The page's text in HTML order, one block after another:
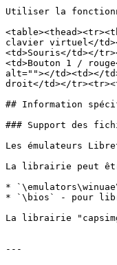
Utiliser la
clavier virtuel</
<td>Souris</td></
<td>Bouton 1 /
alt=""></td><td></
droit</td></
## Information
### Support des
Les émulateurs
La librairie peut
*
* `\bios` - pour
La librairie
---